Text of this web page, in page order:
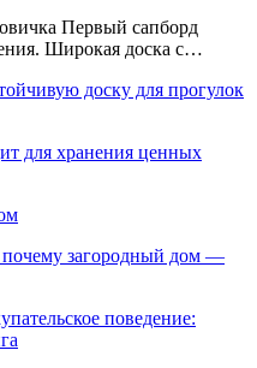
Первый сапборд
Широкая доска с…
доску для прогулок
для хранения ценных
загородный дом —
поведение: